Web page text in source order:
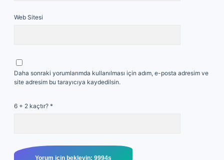
Web Sitesi
Daha sonraki yorumlarımda kullanılması için adım, e-posta adresim ve
site adresim bu tarayıcıya kaydedilsin.
6 + 2 kaçtır? *